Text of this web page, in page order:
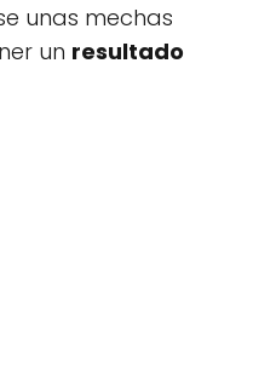
unas mechas
un resultado